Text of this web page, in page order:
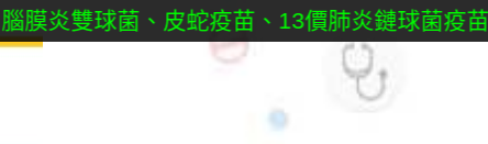
蛇疫苗、13價肺炎鏈球菌疫苗、子宮頸